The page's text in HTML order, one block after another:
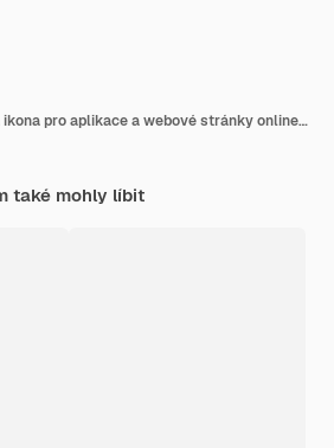
Plochá vektorová ikona pro aplikace a webové stránky online obchodu, tržiště nebo elektronického obchodu
také mohly líbit